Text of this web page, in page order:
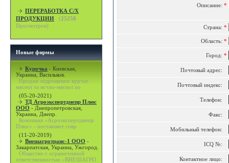
ПЕРЕРАБОТКА С/Х
ПРОДУКЦИИ
(25258
Просмотров)
Новые фирмы
Курочка - Киевская,
Украина, Васильков.
Продаж підрощених курчат
мясної та яєчно-мясної по
(05-20-2021)
ТД Агроэкспертднепр Плюс
ООО - Днепропетровская,
Украина, Днепр.
Компания «Агроэкспертднепр
Плюс» - поставляет совр
(11-20-2019)
Внешагротранс-1 ООО -
Закарпатская, Украина, Ужгород.
Общество с ограниченной
ответственностью «ВНЕШАГРО
Описание: *
Страна: *
Область: *
Город: *
Почтовый адрес:
Почтовый индекс:
Телефон:
Факс:
Мобильный телефон:
ICQ №:
Контактное лицо: